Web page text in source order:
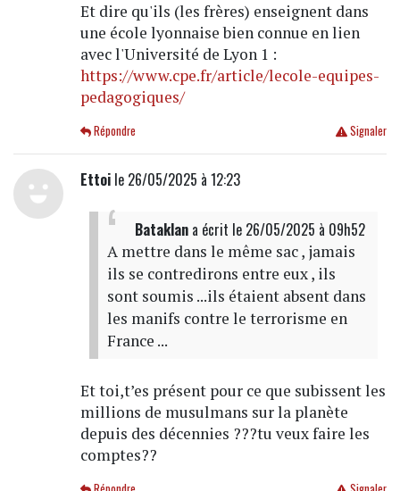
Et dire qu'ils (les frères) enseignent dans
une école lyonnaise bien connue en lien
avec l'Université de Lyon 1 :
https://www.cpe.fr/article/lecole-equipes-
pedagogiques/
Signaler
Répondre
Ettoile 26/05/2025 à 12:23
Bataklana écrit le 26/05/2025 à 09h52
A mettre dans le même sac , jamais
ils se contredirons entre eux , ils
sont soumis ...ils étaient absent dans
les manifs contre le terrorisme en
France ...
Et toi,t’es présent pour ce que subissent les
millions de musulmans sur la planète
depuis des décennies ???tu veux faire les
comptes??